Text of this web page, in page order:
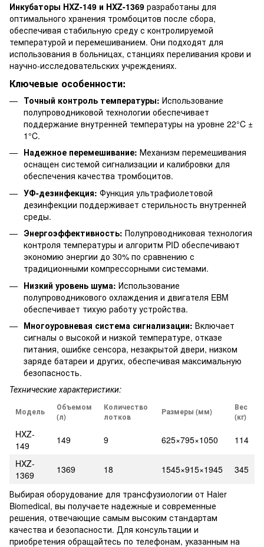
Инкубаторы HXZ-149 и HXZ-1369 разработаны для
оптимального хранения тромбоцитов после сбора,
обеспечивая стабильную среду с контролируемой
температурой и перемешиванием. Они подходят для
использования в больницах, станциях переливания крови и
научно-исследовательских учреждениях.
Ключевые особенности:
Точный контроль температуры: Использование
полупроводниковой технологии обеспечивает
поддержание внутренней температуры на уровне 22°C ±
1°C.
Надежное перемешивание: Механизм перемешивания
оснащен системой сигнализации и калибровки для
обеспечения качества тромбоцитов.
УФ-дезинфекция: Функция ультрафиолетовой
дезинфекции поддерживает стерильность внутренней
среды.
Энергоэффективность: Полупроводниковая технология
контроля температуры и алгоритм PID обеспечивают
экономию энергии до 30% по сравнению с
традиционными компрессорными системами.
Низкий уровень шума: Использование
полупроводникового охлаждения и двигателя EBM
обеспечивает тихую работу устройства.
Многоуровневая система сигнализации: Включает
сигналы о высокой и низкой температуре, отказе
питания, ошибке сенсора, незакрытой двери, низком
заряде батареи и других, обеспечивая максимальную
безопасность.
Технические характеристики:
Модель
Объемом
(л)
Количество
лотков
Размеры (мм)
Вес
(кг)
HXZ-
149
149 9 625×795×1050
114
HXZ-
1369
1369 18 1545×915×1945 345
Выбирая оборудование для трансфузиологии от Haier
Biomedical, вы получаете надежные и современные
решения, отвечающие самым высоким стандартам
качества и безопасности. Для консультации и
приобретения обращайтесь по телефонам, указанным на